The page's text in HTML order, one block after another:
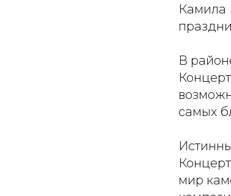
Камила
В
самых
мир